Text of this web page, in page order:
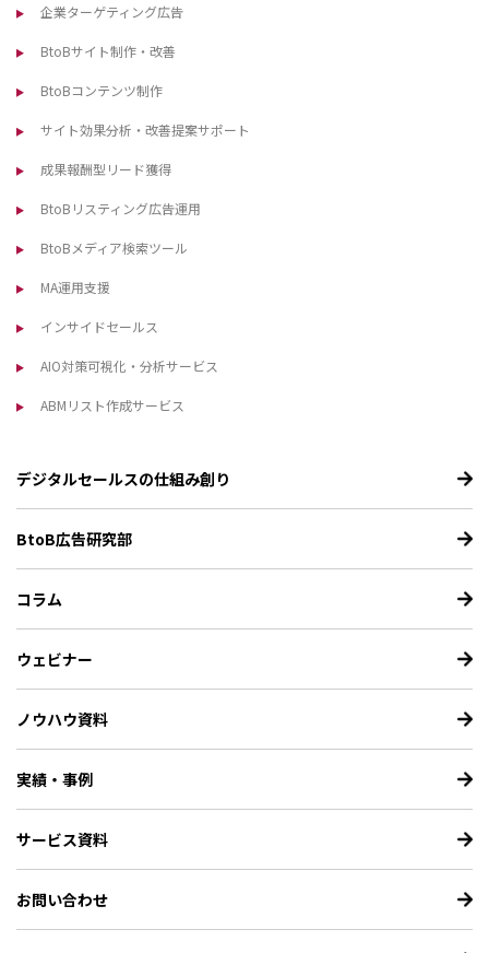
企業ターゲティング広告
BtoBサイト制作・改善
BtoBコンテンツ制作
サイト効果分析・改善提案サポート
成果報酬型リード獲得
BtoBリスティング広告運用
BtoBメディア検索ツール
MA運用支援
インサイドセールス
AIO対策可視化・分析サービス
ABMリスト作成サービス
デジタルセールスの仕組み創り
BtoB広告研究部
コラム
ウェビナー
ノウハウ資料
実績・事例
サービス資料
お問い合わせ